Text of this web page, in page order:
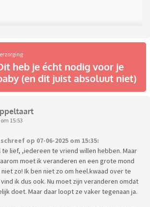
heb je écht nodig voor je
(en dit juist absoluut niet)
om 15:53
op 07-06-2025 om 15:35:
te lief, ,iedereen te vriend willen hebben. Maar
moet ik veranderen en een grote mond
zo! Ik ben niet zo om heel.kwaad over te
ik dus ook. Nu moet zijn veranderen omdat
doet. Maar daar loopt ze vaker tegenaan ja.